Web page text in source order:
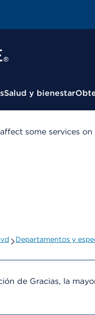
Salud y bienestar
some services
Departamentos y
de Gracias, la